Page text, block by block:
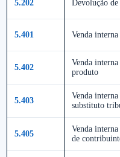
5.202 Devolução
5.401 Venda
5.402
Venda
produto
5.403
Venda
substituto
5.405
Venda
de